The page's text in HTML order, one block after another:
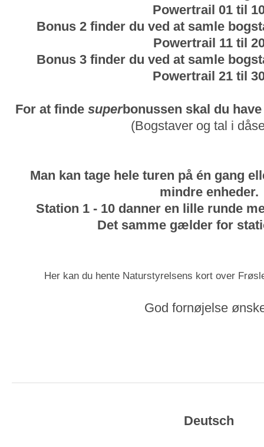
Powertrail 01 til
Bonus 2 finder du ved at samle
Powertrail 11 til
Bonus 3 finder du ved at samle
Powertrail 21 til
For at findesuperbonussen skal du
(Bogstaver og tal i
Man kan tage hele turen på én gang
mindre enheder.
Station 1 - 10 danner en lille runde
Det samme gælder for
Her kan du hente Naturstyrelsens kort over
God fornøjelse
Deutsch